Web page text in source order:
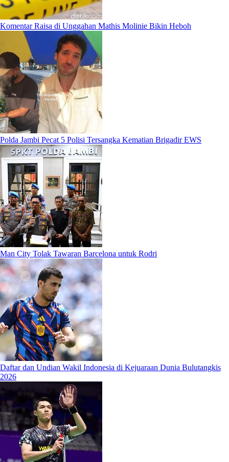
Komentar Raisa di Unggahan Mathis Molinie Bikin Heboh
Polda Jambi Pecat 5 Polisi Tersangka Kematian Brigadir EWS
Man City Tolak Tawaran Barcelona untuk Rodri
Daftar dan Undian Wakil Indonesia di Kejuaraan Dunia Bulutangkis
2026